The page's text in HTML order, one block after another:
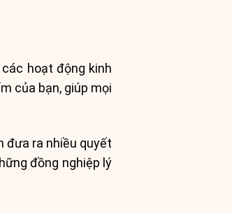
hoạt động kinh
của bạn, giúp mọi
đưa ra nhiều quyết
đồng nghiệp lý